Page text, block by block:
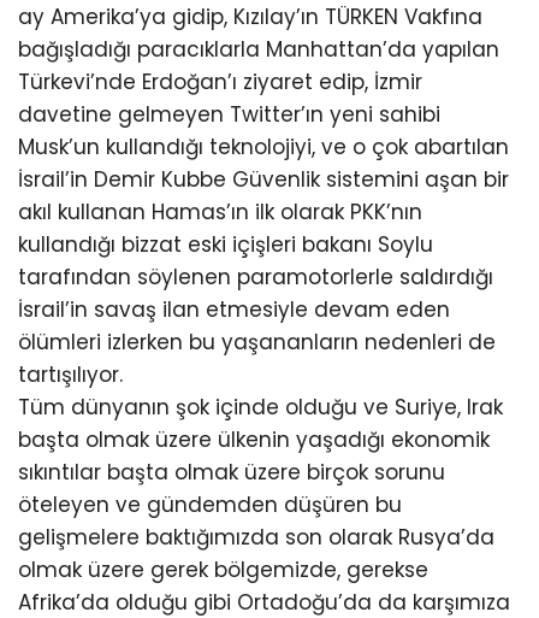
ay Amerika’ya gidip, Kızılay’ın TÜRKEN Vakfına
bağışladığı paracıklarla Manhattan’da yapılan
Türkevi’nde Erdoğan’ı ziyaret edip, İzmir
davetine gelmeyen Twitter’ın yeni sahibi
Musk’un kullandığı teknolojiyi, ve o çok abartılan
İsrail’in Demir Kubbe Güvenlik sistemini aşan bir
akıl kullanan Hamas’ın ilk olarak PKK’nın
kullandığı bizzat eski içişleri bakanı Soylu
tarafından söylenen paramotorlerle saldırdığı
İsrail’in savaş ilan etmesiyle devam eden
ölümleri izlerken bu yaşananların nedenleri de
tartışılıyor.
Tüm dünyanın şok içinde olduğu ve Suriye, Irak
başta olmak üzere ülkenin yaşadığı ekonomik
sıkıntılar başta olmak üzere birçok sorunu
öteleyen ve gündemden düşüren bu
gelişmelere baktığımızda son olarak Rusya’da
olmak üzere gerek bölgemizde, gerekse
Afrika’da olduğu gibi Ortadoğu’da da karşımıza